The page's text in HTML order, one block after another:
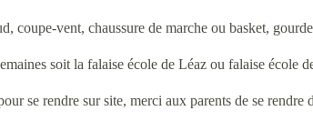
coupe-vent, chaussure de marche ou basket,
soit la falaise école de Léaz ou falaise école
se rendre sur site, merci aux parents de se